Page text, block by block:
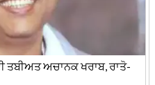
ਤਬੀਅਤ ਅਚਾਨਕ ਖਰਾਬ, ਰਾਤੋ-